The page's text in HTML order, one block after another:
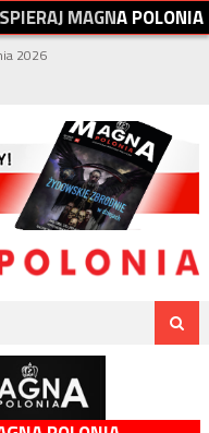
SPIERAJMAGNAPOLONIA
2026